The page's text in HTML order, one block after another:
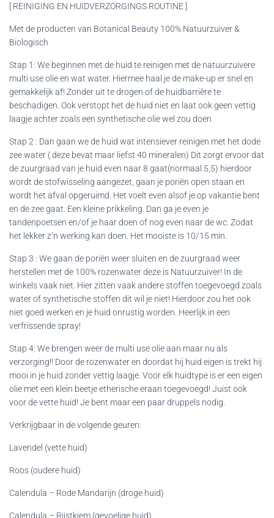
[ REINIGING EN HUIDVERZORGINGS ROUTINE ]
Met de producten van Botanical Beauty 100% Natuurzuiver &
Biologisch
Stap 1: We beginnen met de huid te reinigen met de natuurzuivere
multi use olie en wat water. Hiermee haal je de make-up er snel en
gemakkelijk af! Zonder uit te drogen of de huidbarrière te
beschadigen. Ook verstopt het de huid niet en laat ook geen vettig
laagje achter zoals een synthetische olie wel zou doen
Stap 2 : Dan gaan we de huid wat intensiever reinigen met het dode
zee water ( deze bevat maar liefst 40 mineralen) Dit zorgt ervoor dat
de zuurgraad van je huid even naar 8 gaat(normaal 5,5) hierdoor
wordt de stofwisseling aangezet, gaan je poriën open staan en
wordt het afval opgeruimd. Het voelt even alsof je op vakantie bent
en de zee gaat. Een kleine prikkeling. Dan ga je even je
tandenpoetsen en/of je haar doen of nog even naar de wc. Zodat
het lekker z’n werking kan doen. Het mooiste is 10/15 min.
Stap 3 : We gaan de poriën weer sluiten en de zuurgraad weer
herstellen met de 100% rozenwater deze is Natuurzuiver! In de
winkels vaak niet. Hier zitten vaak andere stoffen toegevoegd zoals
water of synthetische stoffen dit wil je niet! Hierdoor zou het ook
niet goed werken en je huid onrustig worden. Heerlijk in een
verfrissende spray!
Stap 4: We brengen weer de multi use olie aan maar nu als
verzorging!! Door de rozenwater en doordat hij huid eigen is trekt hij
mooi in je huid zonder vettig laagje. Voor elk huidtype is er een eigen
olie met een klein beetje etherische eraan toegevoegd! Juist ook
voor de vette huid! Je bent maar een paar druppels nodig.
Verkrijgbaar in de volgende geuren:
Lavendel (vette huid)
Roos (oudere huid)
Calendula – Rode Mandarijn (droge huid)
Calendula – Rijstkiem (gevoelige huid)